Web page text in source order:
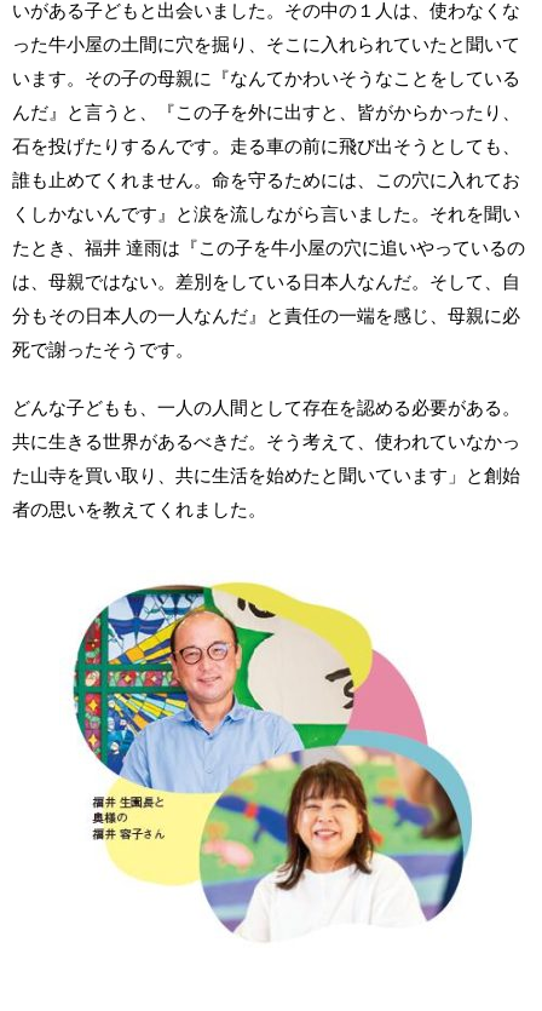
いがある子どもと出会いました。その中の１人は、使わなくな
った牛小屋の土間に穴を掘り、そこに入れられていたと聞いて
います。その子の母親に『なんてかわいそうなことをしている
んだ』と言うと、『この子を外に出すと、皆がからかったり、
石を投げたりするんです。走る車の前に飛び出そうとしても、
誰も止めてくれません。命を守るためには、この穴に入れてお
くしかないんです』と涙を流しながら言いました。それを聞い
たとき、福井 達雨は『この子を牛小屋の穴に追いやっているの
は、母親ではない。差別をしている日本人なんだ。そして、自
分もその日本人の一人なんだ』と責任の一端を感じ、母親に必
死で謝ったそうです。
どんな子どもも、一人の人間として存在を認める必要がある。
共に生きる世界があるべきだ。そう考えて、使われていなかっ
た山寺を買い取り、共に生活を始めたと聞いています」と創始
者の思いを教えてくれました。